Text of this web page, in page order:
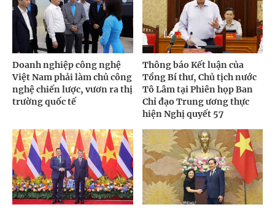
Doanh nghiệp công nghệ
Việt Nam phải làm chủ công
nghệ chiến lược, vươn ra thị
trường quốc tế
Thông báo Kết luận của
Tổng Bí thư, Chủ tịch nước
Tô Lâm tại Phiên họp Ban
Chỉ đạo Trung ương thực
hiện Nghị quyết 57